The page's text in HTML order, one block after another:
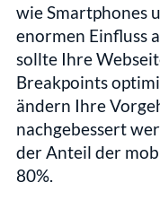
wie Smartphones
enormen Einfluss
sollte Ihre
Breakpoints
ändern Ihre
nachgebessert
der Anteil der
80%.